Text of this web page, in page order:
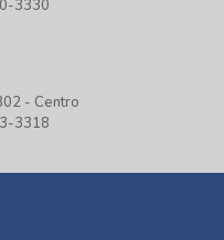
3330
- Centro
3318